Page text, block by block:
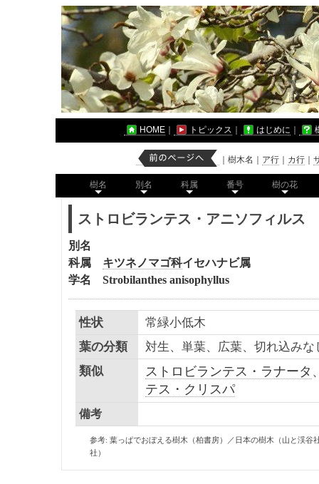
HOME トピックス はじめに
樹木名 ア行 カ行
樹名 別名 科属 番号 樹の花
ストロビランテス・アニソフィルス
別名
科属 キツネノマゴ科イセハナビ属
学名 Strobilanthes anisophyllus
性状
常緑小低木
葉の分類
対生、単葉、広葉、切れ込みな
類似
ストロビランテス・ラナータ
テス・クリスパ
備考
参考: 葉っぱでおぼえる樹木（柏書房）／日本の樹木（山と渓谷
社）